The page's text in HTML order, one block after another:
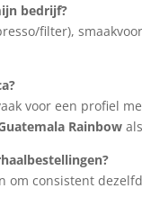
bedrijf?
filter),
voor een profiel
Rainbow
om consistent